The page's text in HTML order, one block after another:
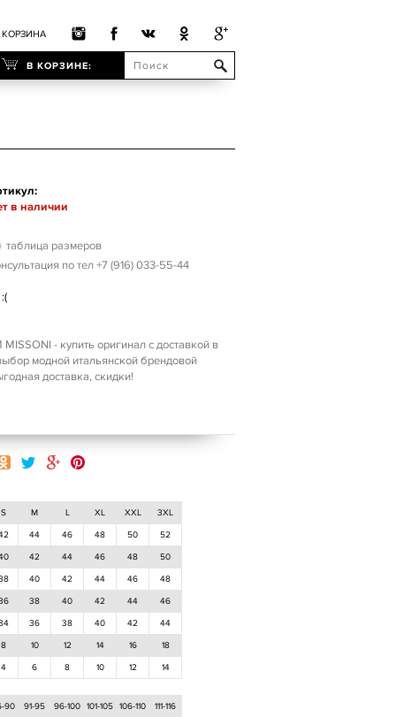
КОРЗИНА
В КОРЗИНЕ:
в наличии
таблица размеров
по тел +7 (916) 033-55-44
- купить оригинал с доставкой в
модной итальянской брендовой
доставка, скидки!
S M L XL XXL 3XL
44 46 48 50 52
42 44 46 48 50
40 42 44 46 48
38 40 42 44 46
36 38 40 42 44
8 10 12 14 16 18
4 6 8 10 12 14
90 91-95 96-100 101-105 106-110 111-116